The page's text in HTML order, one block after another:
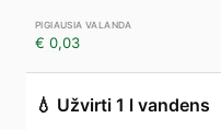
€ 0,03
💧 Užvirti 1 l vandens